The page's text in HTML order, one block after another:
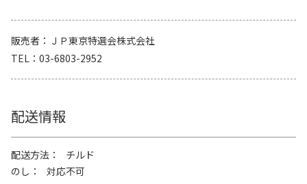
販売者
ＪＰ東京特選会株式会社
TEL
03-6803-2952
配送情報
配送方法
チルド
のし
対応不可